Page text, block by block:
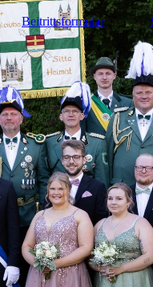
Beitrittsformular